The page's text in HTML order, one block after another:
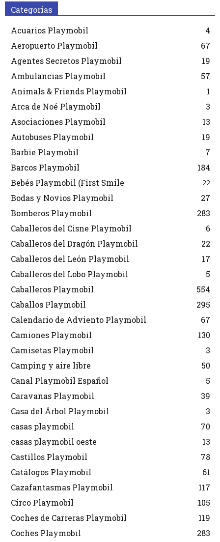
Categorias
Acuarios Playmobil
4
Aeropuerto Playmobil
67
Agentes Secretos Playmobil
19
Ambulancias Playmobil
57
Animals & Friends Playmobil
1
Arca de Noé Playmobil
3
Asociaciones Playmobil
13
Autobuses Playmobil
19
Barbie Playmobil
7
Barcos Playmobil
184
Bebés Playmobil (First Smile
22
Bodas y Novios Playmobil
27
Bomberos Playmobil
283
Caballeros del Cisne Playmobil
6
Caballeros del Dragón Playmobil
22
Caballeros del León Playmobil
17
Caballeros del Lobo Playmobil
5
Caballeros Playmobil
554
Caballos Playmobil
295
Calendario de Adviento Playmobil
67
Camiones Playmobil
130
Camisetas Playmobil
3
Camping y aire libre
50
Canal Playmobil Español
5
Caravanas Playmobil
39
Casa del Árbol Playmobil
3
casas playmobil
70
casas playmobil oeste
13
Castillos Playmobil
78
Catálogos Playmobil
61
Cazafantasmas Playmobil
117
Circo Playmobil
105
Coches de Carreras Playmobil
119
Coches Playmobil
283